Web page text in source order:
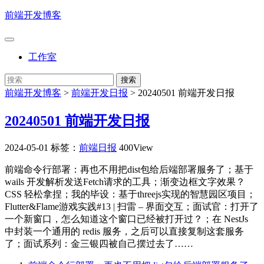
前端开发博客
工作室
前端开发博客 > 前端开发日报 > 20240501 前端开发日报
20240501 前端开发日报
2024-05-01 标签： 前端日报 400View
前端命令行部署：再也不用把dist包给后端部署服务了；基于
wails 开发解析发送Fetch请求的工具；渐变边框文字效果？
CSS 轻松拿捏；我的毕设：基于threejs实现的智慧园区项目；
Flutter&Flame游戏实践#13 | 扫雷 – 界面交互；面试官：打开了
一个新窗口，怎么知道这个窗口已经被打开过？；在 NestJs
中封装一个通用的 redis 服务，之后可以直接复制这套服务
了；面试系列：金三银四被自己摆过去了……